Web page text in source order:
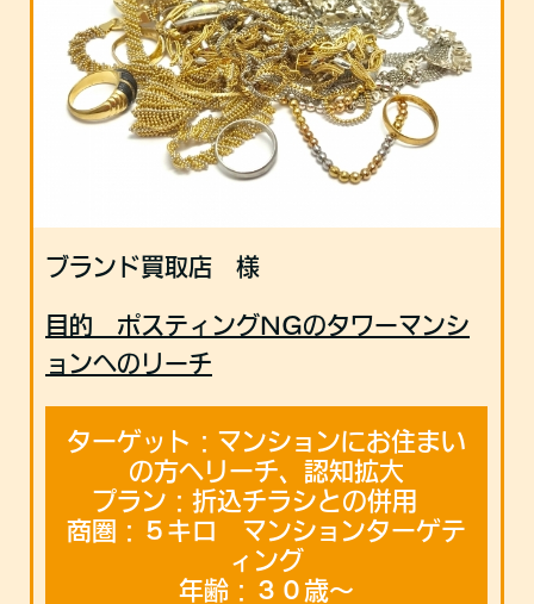
ブランド買取店 様
目的 ポスティングNGのタワーマンシ
ョンへのリーチ
ターゲット：マンションにお住まい
の方へリーチ、認知拡大
プラン：折込チラシとの併用
商圏：５キロ マンションターゲテ
ィング
年齢：３０歳〜